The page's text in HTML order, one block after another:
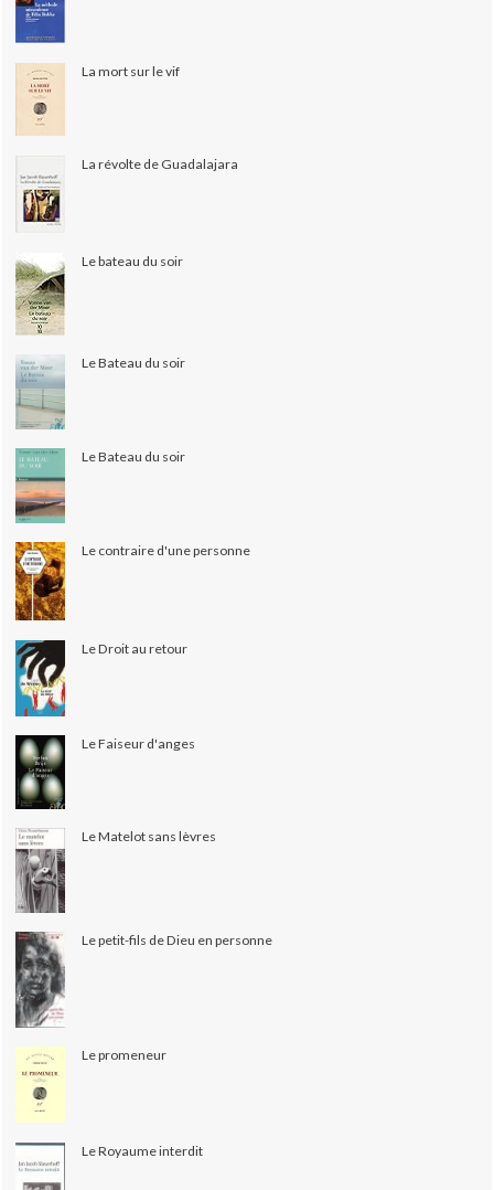
La mort sur le vif
La révolte de Guadalajara
Le bateau du soir
Le Bateau du soir
Le Bateau du soir
Le contraire d'une personne
Le Droit au retour
Le Faiseur d'anges
Le Matelot sans lèvres
Le petit-fils de Dieu en personne
Le promeneur
Le Royaume interdit